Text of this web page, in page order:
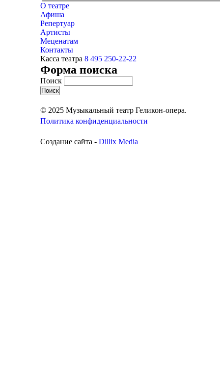
О театре
Афиша
Репертуар
Артисты
Меценатам
Контакты
Касса театра 8 495 250-22-22
Форма поиска
Поиск
© 2025 Музыкальный театр Геликон-опера.
Политика конфиденциальности
Создание сайта - Dillix Media